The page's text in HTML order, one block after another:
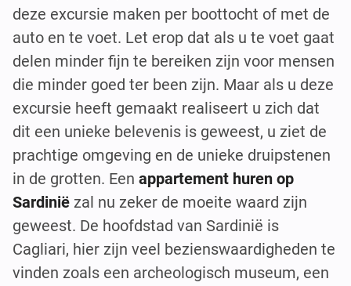
deze excursie maken per boottocht of met de
auto en te voet. Let erop dat als u te voet gaat
delen minder fijn te bereiken zijn voor mensen
die minder goed ter been zijn. Maar als u deze
excursie heeft gemaakt realiseert u zich dat
dit een unieke belevenis is geweest, u ziet de
prachtige omgeving en de unieke druipstenen
in de grotten. Een appartement huren op
Sardinië zal nu zeker de moeite waard zijn
geweest. De hoofdstad van Sardinië is
Cagliari, hier zijn veel bezienswaardigheden te
vinden zoals een archeologisch museum, een